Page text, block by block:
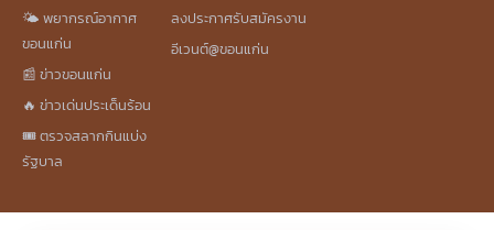
🌤️ พยากรณ์อากาศ
ขอนแก่น
📰 ข่าวขอนแก่น
🔥 ข่าวเด่นประเด็นร้อน
🎟️ ตรวจสลากกินแบ่ง
รัฐบาล
ลงประกาศรับสมัครงาน
อีเวนต์@ขอนแก่น